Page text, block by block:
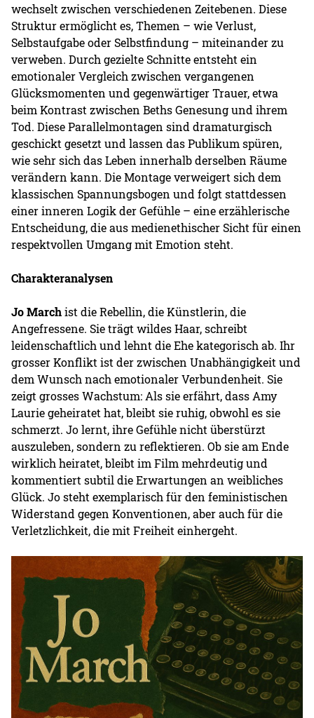
wechselt zwischen verschiedenen Zeitebenen. Diese
Struktur ermöglicht es, Themen – wie Verlust,
Selbstaufgabe oder Selbstfindung – miteinander zu
verweben. Durch gezielte Schnitte entsteht ein
emotionaler Vergleich zwischen vergangenen
Glücksmomenten und gegenwärtiger Trauer, etwa
beim Kontrast zwischen Beths Genesung und ihrem
Tod. Diese Parallelmontagen sind dramaturgisch
geschickt gesetzt und lassen das Publikum spüren,
wie sehr sich das Leben innerhalb derselben Räume
verändern kann. Die Montage verweigert sich dem
klassischen Spannungsbogen und folgt stattdessen
einer inneren Logik der Gefühle – eine erzählerische
Entscheidung, die aus medienethischer Sicht für einen
respektvollen Umgang mit Emotion steht.
Charakteranalysen
Jo Marchist die Rebellin, die Künstlerin, die
Angefressene. Sie trägt wildes Haar, schreibt
leidenschaftlich und lehnt die Ehe kategorisch ab. Ihr
grosser Konflikt ist der zwischen Unabhängigkeit und
dem Wunsch nach emotionaler Verbundenheit. Sie
zeigt grosses Wachstum: Als sie erfährt, dass Amy
Laurie geheiratet hat, bleibt sie ruhig, obwohl es sie
schmerzt. Jo lernt, ihre Gefühle nicht überstürzt
auszuleben, sondern zu reflektieren. Ob sie am Ende
wirklich heiratet, bleibt im Film mehrdeutig und
kommentiert subtil die Erwartungen an weibliches
Glück. Jo steht exemplarisch für den feministischen
Widerstand gegen Konventionen, aber auch für die
Verletzlichkeit, die mit Freiheit einhergeht.